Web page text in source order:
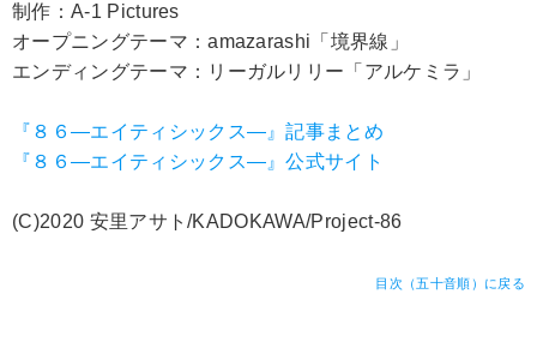
制作：A-1 Pictures
オープニングテーマ：amazarashi「境界線」
エンディングテーマ：リーガルリリー「アルケミラ」
『８６―エイティシックス―』記事まとめ
『８６―エイティシックス―』公式サイト
(C)2020 安里アサト/KADOKAWA/Project-86
目次（五十音順）に戻る